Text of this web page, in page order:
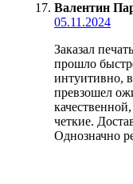
Валентин
05.11.2024
Заказал
прошло
интуитивно,
превзошел
четкие.
Однозначно